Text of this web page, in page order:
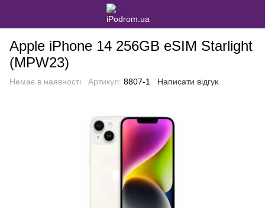
Apple iPhone 14 256GB eSIM Starlight
(MPW23)
Немає в наявності Артикул: 8807-1 Написати відгук